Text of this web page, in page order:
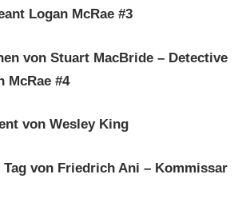
Logan McRae #3
von Stuart MacBride – Detective
McRae #4
von Wesley King
Tag von Friedrich Ani – Kommissar